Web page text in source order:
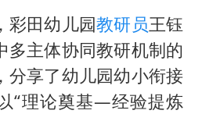
彩田幼儿园教研员王钰
多主体协同教研机制的
分享了幼儿园幼小衔接
“理论奠基—经验提炼